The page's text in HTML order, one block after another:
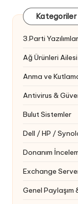
Kategoriler
3.Parti Yazılımlar
Ağ Ürünleri Ailesi
Anma ve
Antivirus &
Bulut Sistemler
Dell / HP /
Donanım
Exchange
Genel Paylaşım